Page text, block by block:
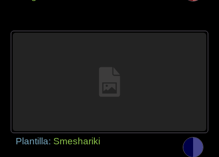
Plantilla: Smeshariki